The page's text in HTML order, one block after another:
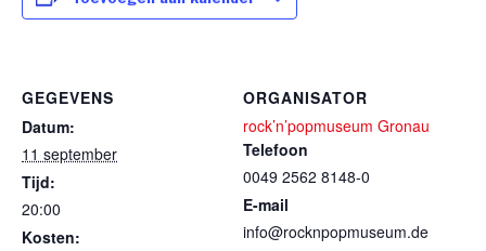
GEGEVENS
Datum:
11 september
Tijd:
20:00
Kosten:
ORGANISATOR
rock’n’popmuseum Gronau
Telefoon
0049 2562 8148-0
E-mail
info@rocknpopmuseum.de